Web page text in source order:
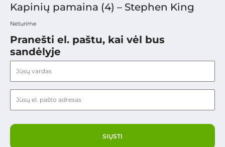
Kapinių pamaina (4) – Stephen King
Neturime
Pranešti el. paštu, kai vėl bus
sandėlyje